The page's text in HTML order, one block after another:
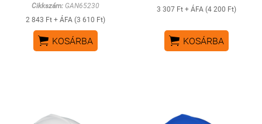
Cikkszám: GAN65230
2 843 Ft + ÁFA (3 610 Ft)
 KOSÁRBA
3 307 Ft + ÁFA (4 200 Ft)
 KOSÁRBA